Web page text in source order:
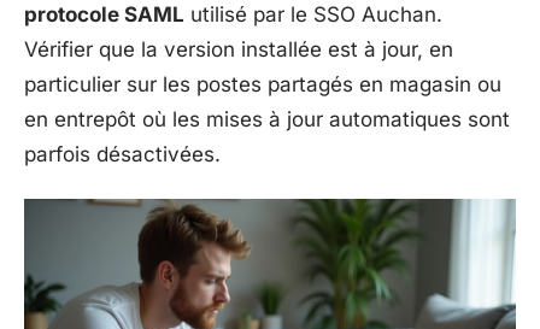
protocole SAML utilisé par le SSO Auchan.
Vérifier que la version installée est à jour, en
particulier sur les postes partagés en magasin ou
en entrepôt où les mises à jour automatiques sont
parfois désactivées.